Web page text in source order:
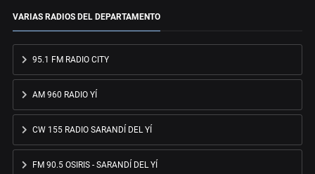
VARIAS RADIOS DEL DEPARTAMENTO
95.1 FM RADIO CITY
AM 960 RADIO YÍ
CW 155 RADIO SARANDÍ DEL YÍ
FM 90.5 OSIRIS - SARANDÍ DEL YÍ